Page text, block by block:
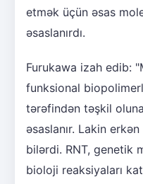
etmək üçün əsas
əsaslanırdı.
Furukawa izah edib:
funksional
tərəfindən təşkil
əsaslanır. Lakin
bilərdi. RNT, genetik
bioloji reaksiyaları